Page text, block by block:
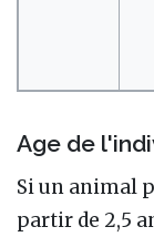
Age de
Si un animal
partir de 2,5